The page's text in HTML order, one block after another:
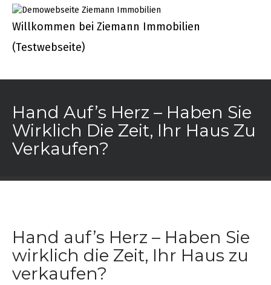
Skip
content
Willkommen bei Ziemann Immobilien
(Testwebseite)
Unsere Services
Erstellen Sie sich Ihren Energieausweis
Lead
Kurzbewertung
Hand Auf’s Herz – Haben Sie
Wirklich Die Zeit, Ihr Haus Zu
Verkaufen?
Hand auf’s Herz – Haben Sie
wirklich die Zeit, Ihr Haus zu
verkaufen?